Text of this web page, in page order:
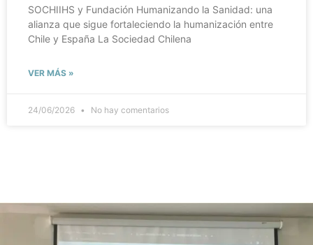
SOCHIIHS y Fundación Humanizando la Sanidad: una
alianza que sigue fortaleciendo la humanización entre
Chile y España La Sociedad Chilena
VER MÁS »
24/06/2026 No hay comentarios